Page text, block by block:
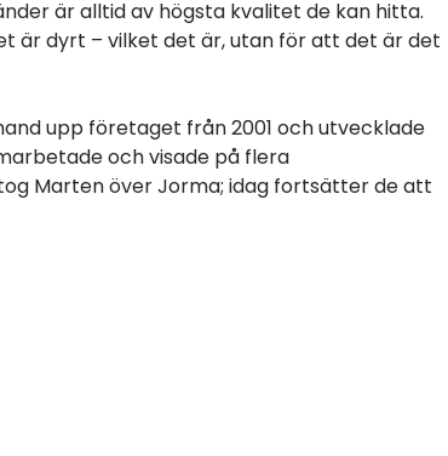
är alltid av högsta kvalitet de kan hitta.
är dyrt – vilket det är, utan för att det är det
upp företaget från 2001 och utvecklade
och visade på flera
Marten över Jorma; idag fortsätter de att